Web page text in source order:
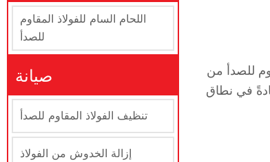
للصدأ من
عادةً في نطاق
اللحام السام للفولاذ المقاوم
للصدأ
صيانة
تنظيف الفولاذ المقاوم للصدأ
إزالة الخدوش من الفولاذ